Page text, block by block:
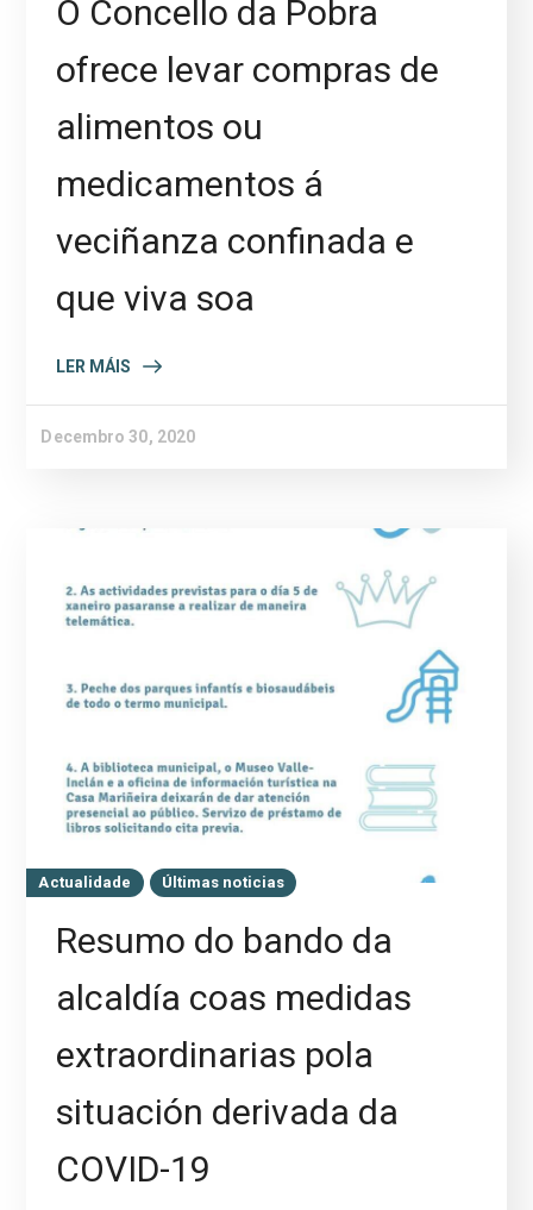
O Concello da Pobra
ofrece levar compras de
alimentos ou
medicamentos á
veciñanza confinada e
que viva soa
LER MÁIS
Decembro 30, 2020
Actualidade Últimas noticias
Resumo do bando da
alcaldía coas medidas
extraordinarias pola
situación derivada da
COVID-19